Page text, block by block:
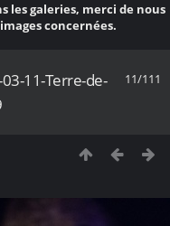
les galeries, merci de nous
concernées.
11/111
11-Terre-de-